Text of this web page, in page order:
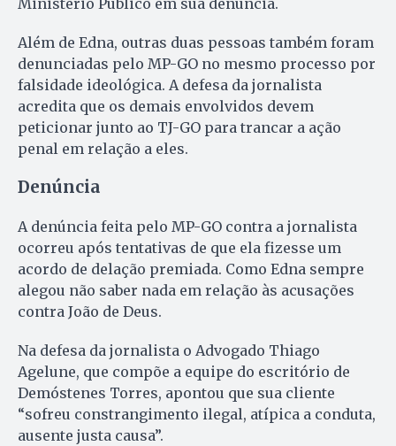
Ministério Público em sua denúncia.
Além de Edna, outras duas pessoas também foram
denunciadas pelo MP-GO no mesmo processo por
falsidade ideológica. A defesa da jornalista
acredita que os demais envolvidos devem
peticionar junto ao TJ-GO para trancar a ação
penal em relação a eles.
Denúncia
A denúncia feita pelo MP-GO contra a jornalista
ocorreu após tentativas de que ela fizesse um
acordo de delação premiada. Como Edna sempre
alegou não saber nada em relação às acusações
contra João de Deus.
Na defesa da jornalista o Advogado Thiago
Agelune, que compõe a equipe do escritório de
Demóstenes Torres, apontou que sua cliente
“sofreu constrangimento ilegal, atípica a conduta,
ausente justa causa”.